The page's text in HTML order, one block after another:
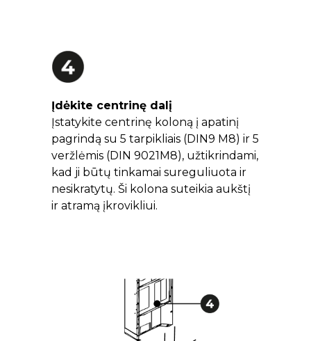
Įdėkite centrinę dalį
Įstatykite centrinę koloną į apatinį
pagrindą su 5 tarpikliais (DIN9 M8) ir 5
veržlėmis (DIN 9021M8), užtikrindami,
kad ji būtų tinkamai sureguliuota ir
nesikratytų. Ši kolona suteikia aukštį
ir atramą įkrovikliui.